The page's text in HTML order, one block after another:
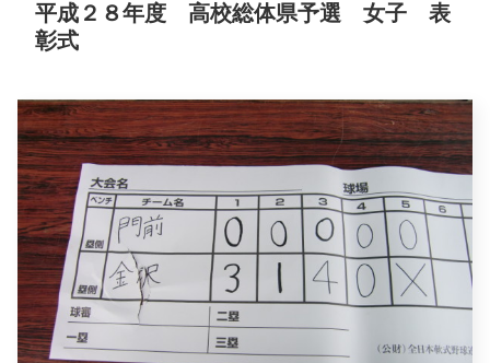
平成２８年度 高校総体県予選 女子 表
彰式